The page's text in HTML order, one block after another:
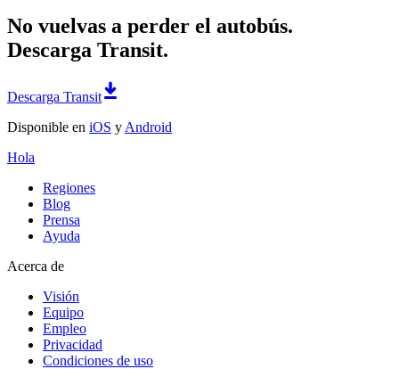
No vuelvas a perder el autobús.
Descarga Transit.
Descarga Transit
Disponible en iOS y Android
Hola
Regiones
Blog
Prensa
Ayuda
Acerca de
Visión
Equipo
Empleo
Privacidad
Condiciones de uso